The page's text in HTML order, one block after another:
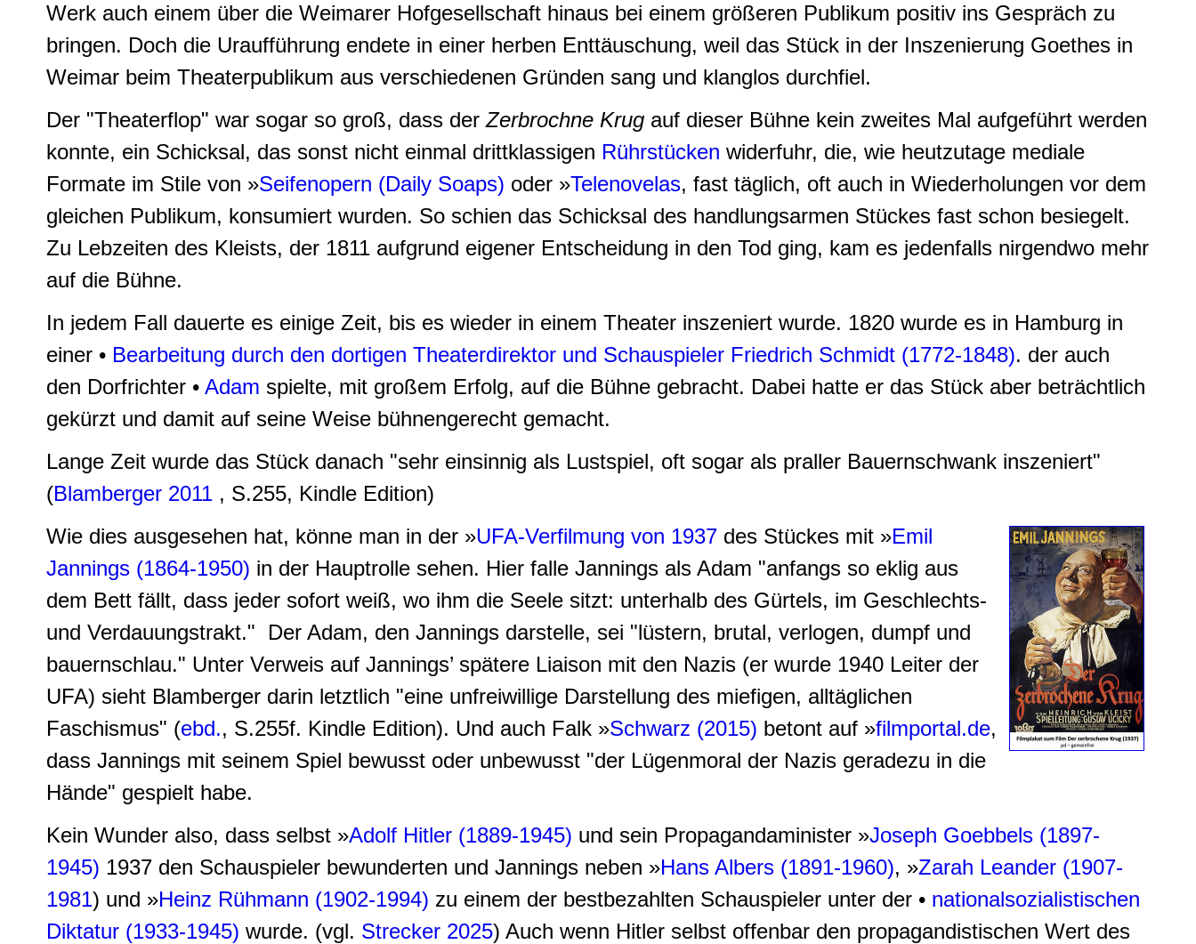
Werk auch einem über die Weimarer Hofgesellschaft hinaus bei einem größeren Publikum positiv ins Gespräch zu
bringen. Doch die Uraufführung endete in einer herben Enttäuschung, weil das Stück in der Inszenierung Goethes in
Weimar beim Theaterpublikum aus verschiedenen Gründen sang und klanglos durchfiel.
Der "Theaterflop" war sogar so groß, dass derZerbrochne Krug auf dieser Bühne kein zweites Mal aufgeführt werden
konnte, ein Schicksal, das sonst nicht einmal drittklassigen Rührstücken widerfuhr, die, wie heutzutage mediale
Formate im Stile von »Seifenopern (Daily Soaps) oder »Telenovelas, fast täglich, oft auch in Wiederholungen vor dem
gleichen Publikum, konsumiert wurden. So schien das Schicksal des handlungsarmen Stückes fast schon besiegelt.
Zu Lebzeiten des Kleists, der 1811 aufgrund eigener Entscheidung in den Tod ging, kam es jedenfalls nirgendwo mehr
auf die Bühne.
In jedem Fall dauerte es einige Zeit, bis es wieder in einem Theater inszeniert wurde. 1820 wurde es in Hamburg in
einer • Bearbeitung durch den dortigen Theaterdirektor und Schauspieler Friedrich Schmidt (1772-1848). der auch
den Dorfrichter • Adam spielte, mit großem Erfolg, auf die Bühne gebracht. Dabei hatte er das Stück aber beträchtlich
gekürzt und damit auf seine Weise bühnengerecht gemacht.
Lange Zeit wurde das Stück danach "sehr einsinnig als Lustspiel, oft sogar als praller Bauernschwank inszeniert"
(Blamberger 2011 , S.255, Kindle Edition)
Wie dies ausgesehen hat, könne man in der »UFA-Verfilmung von 1937 des Stückes mit »Emil
Jannings (1864-1950) in der Hauptrolle sehen. Hier falle Jannings als Adam "anfangs so eklig aus
dem Bett fällt, dass jeder sofort weiß, wo ihm die Seele sitzt: unterhalb des Gürtels, im Geschlechts-
und Verdauungstrakt." Der Adam, den Jannings darstelle, sei "lüstern, brutal, verlogen, dumpf und
bauernschlau." Unter Verweis auf Jannings’ spätere Liaison mit den Nazis (er wurde 1940 Leiter der
UFA) sieht Blamberger darin letztlich "eine unfreiwillige Darstellung des miefigen, alltäglichen
Faschismus" (ebd., S.255f. Kindle Edition). Und auch Falk »Schwarz (2015) betont auf »filmportal.de,
dass Jannings mit seinem Spiel bewusst oder unbewusst "der Lügenmoral der Nazis geradezu in die
Hände" gespielt habe.
Kein Wunder also, dass selbst »Adolf Hitler (1889-1945) und sein Propagandaminister »Joseph Goebbels (1897-
1945) 1937 den Schauspieler bewunderten und Jannings neben »Hans Albers (1891-1960), »Zarah Leander (1907-
1981) und »Heinz Rühmann (1902-1994) zu einem der bestbezahlten Schauspieler unter der • nationalsozialistischen
Diktatur (1933-1945) wurde. (vgl. Strecker 2025) Auch wenn Hitler selbst offenbar den propagandistischen Wert des